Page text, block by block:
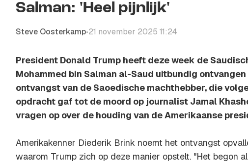
Salman: 'Heel pijnlijk'
Steve Oosterkamp•21 november 2025 11:24
President Donald Trump heeft deze week de
Mohammed bin Salman al-Saud uitbundig
ontvangst van de Saoedische machthebber, die
opdracht gaf tot de moord op journalist Jamal
vragen op over de houding van de Amerikaanse
Amerikakenner Diederik Brink noemt het ontvangst
waarom Trump zich op deze manier opstelt. "Het begon